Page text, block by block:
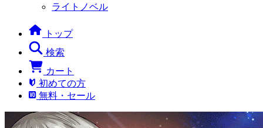
ライトノベル
トップ
検索
カート
初めての方
無料・セール